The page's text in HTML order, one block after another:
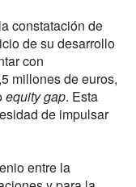
constatación de
de su desarrollo
con
millones de euros,
equity gap. Esta
de impulsar
entre la